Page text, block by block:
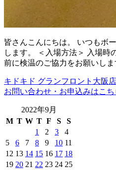
皆さんこんにちは。 いつもボ
します。 ＜入場方法＞ 入場時
前に検温のご協力をお願いし
キドキド グランフロント大阪
お問い合わせ・お申込みはこち
2022年9月
M T W T F S
S
1
2 3
4
5
6 7 8 9 10 11
12 13 14 15 16 17 18
19 20 21 22 23 24 25